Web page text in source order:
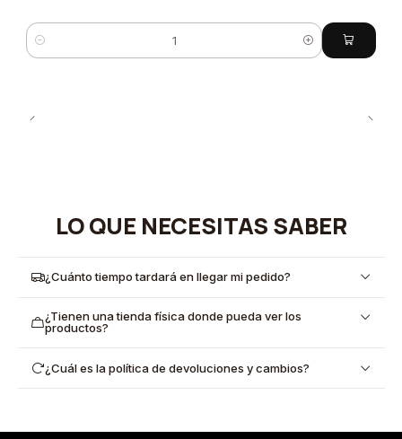
Cantidad
LO QUE NECESITAS SABER
¿Cuánto tiempo tardará en llegar mi pedido?
¿Tienen una tienda física donde pueda ver los
productos?
¿Cuál es la política de devoluciones y cambios?